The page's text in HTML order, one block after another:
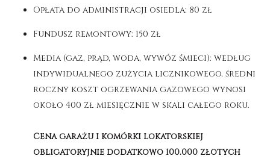
Opłata do administracji osiedla: 80 zł
Fundusz remontowy: 150 zł
Media (gaz, prąd, woda, wywóz śmieci): według
indywidualnego zużycia licznikowego, średni
roczny koszt ogrzewania gazowego wynosi
około 400 zł miesięcznie w skali całego roku.
Cena garażu i komórki lokatorskiej
obligatoryjnie dodatkowo 100.000 złotych